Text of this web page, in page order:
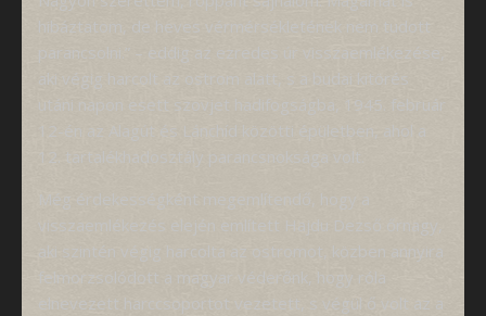
hibáztatom, de heves vérmérsékletének nem tudott
parancsolni.” – eddig az ezredes úr visszaemlékezése,
aki végig harcolt az ostrom alatt, s a budai kitörés
utáni napon esett szovjet hadifogságba, 1945. február
12-én az Alagút és Lánchíd közötti épületben, ahol a
12. tartalékhadosztály parancsnoksága volt.
Még érdekességként megemlítendő, hogy a
aki szintén végig harcolta az ostromot, közben annyira
felmorzsolódott a magyar véderőnk, hogy róla
elnevezett harccsoportot vezetett, s végül ő volt az a